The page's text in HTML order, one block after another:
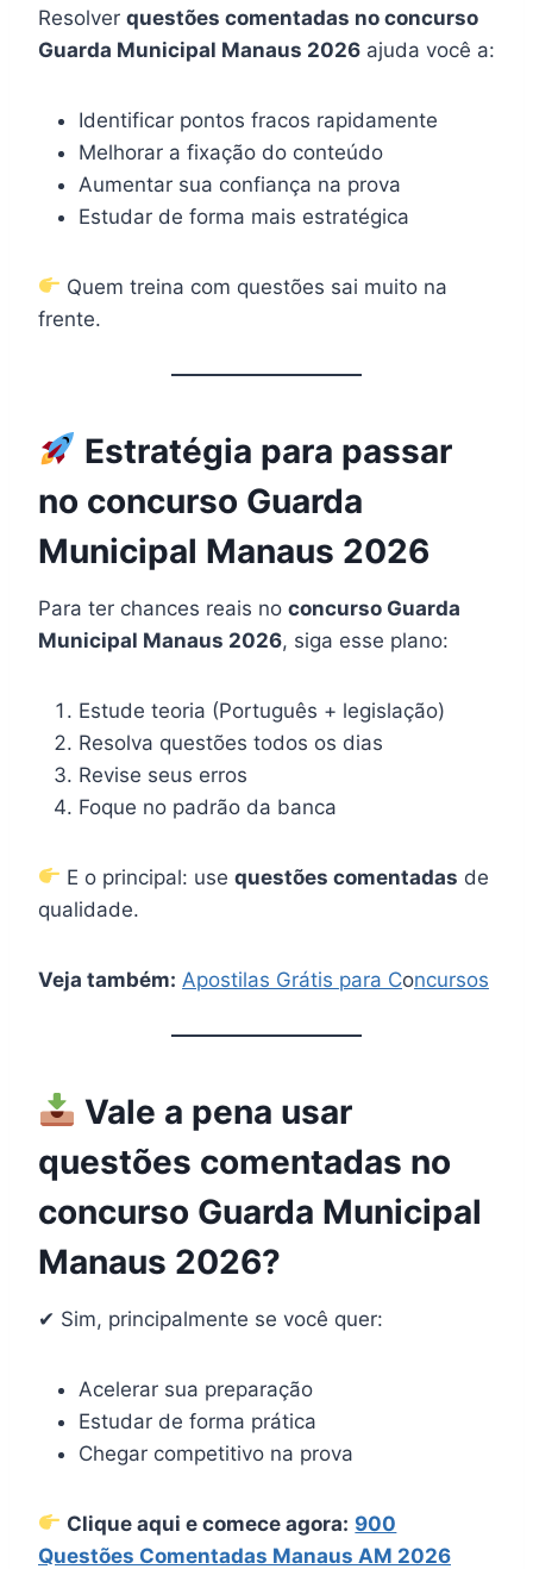
Resolver questões comentadas no concurso
Guarda Municipal Manaus 2026 ajuda você a:
Identificar pontos fracos rapidamente
Melhorar a fixação do conteúdo
Aumentar sua confiança na prova
Estudar de forma mais estratégica
Quem treina com questões sai muito na
frente.
Estratégia para passar
no concurso Guarda
Municipal Manaus 2026
Para ter chances reais no concurso Guarda
Municipal Manaus 2026, siga esse plano:
Estude teoria (Português + legislação)
Resolva questões todos os dias
Revise seus erros
Foque no padrão da banca
E o principal: usequestões comentadas de
qualidade.
Veja também: Apostilas Grátis para Concursos
Vale a pena usar
questões comentadas no
concurso Guarda Municipal
Manaus 2026?
✔ Sim, principalmente se você quer:
Acelerar sua preparação
Estudar de forma prática
Chegar competitivo na prova
Clique aqui e comece agora: 900
Questões Comentadas Manaus AM 2026